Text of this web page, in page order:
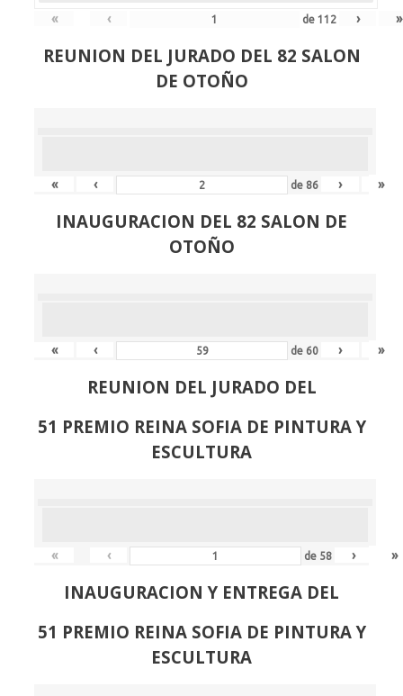
« ‹ de112 › »
REUNION DEL JURADO DEL 82 SALON
DE OTOÑO
« ‹ de 86 › »
INAUGURACION DEL 82 SALON DE
OTOÑO
« ‹ de 60 › »
REUNION DEL JURADO DEL
51 PREMIO REINA SOFIA DE PINTURA Y
ESCULTURA
« ‹ de 58 › »
INAUGURACION Y ENTREGA DEL
51 PREMIO REINA SOFIA DE PINTURA Y
ESCULTURA